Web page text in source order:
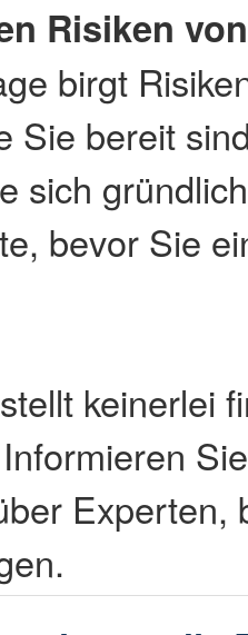
Risiken
birgt
Sie bereit
sich
bevor Sie
keinerlei
Experten,